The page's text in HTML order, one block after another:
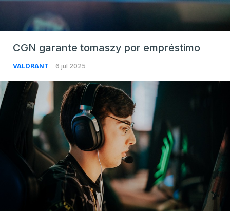
CGN garante tomaszy por empréstimo
VALORANT 6 jul 2025